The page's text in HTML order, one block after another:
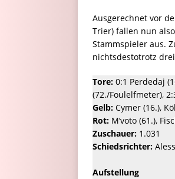
Ausgerechnet vor
Trier) fallen nun
Stammspieler aus.
nichtsdestotrotz
Tore: 0:1 Perdedaj
(72./Foulelfmeter),
Gelb: Cymer (16.),
Rot: M’voto (61.),
Zuschauer: 1.031
Schiedsrichter:
Aufstellung